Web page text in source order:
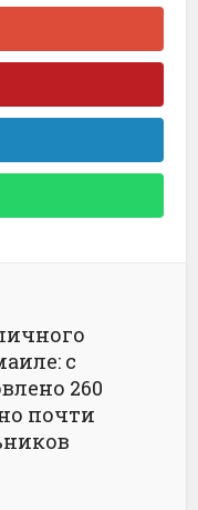
с
260
почти